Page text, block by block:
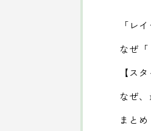
「レ
なぜ
【ス
なぜ
まとめ